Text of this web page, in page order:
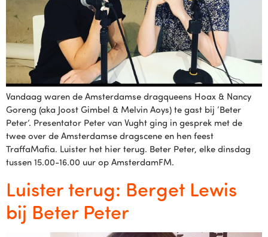
Vandaag waren de Amsterdamse dragqueens Hoax & Nancy
Goreng (aka Joost Gimbel & Melvin Aoys) te gast bij ‘Beter
Peter’. Presentator Peter van Vught ging in gesprek met de
twee over de Amsterdamse dragscene en hen feest
TraffaMafia. Luister het hier terug. Beter Peter, elke dinsdag
tussen 15.00-16.00 uur op AmsterdamFM.
Luister terug: Berget Lewis
bij Beter Peter